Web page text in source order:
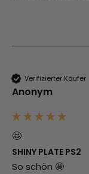
Verifizierter Käufer
Anonym
🤩
SHINY PLATE PS2
So schön 🤩